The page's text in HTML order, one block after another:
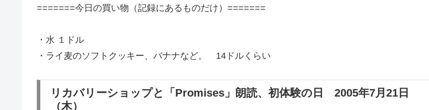
=======今日の買い物（記録にあるものだけ）=======
・水 １ドル
・ライ麦のソフトクッキー、バナナなど。 14ドルくらい
リカバリーショップと「Promises」朗読、初体験の日 2005年7月21日
（木）